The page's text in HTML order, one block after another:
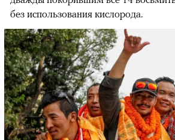
без использования кислорода.